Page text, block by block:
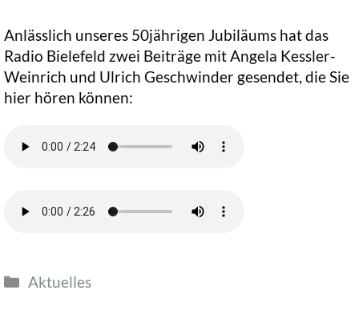
Anlässlich unseres 50jährigen Jubiläums hat das
Radio Bielefeld zwei Beiträge mit Angela Kessler-
Weinrich und Ulrich Geschwinder gesendet, die Sie
hier hören können:
Aktuelles